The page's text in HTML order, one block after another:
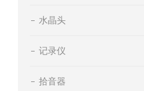
水晶头
记录仪
拾音器